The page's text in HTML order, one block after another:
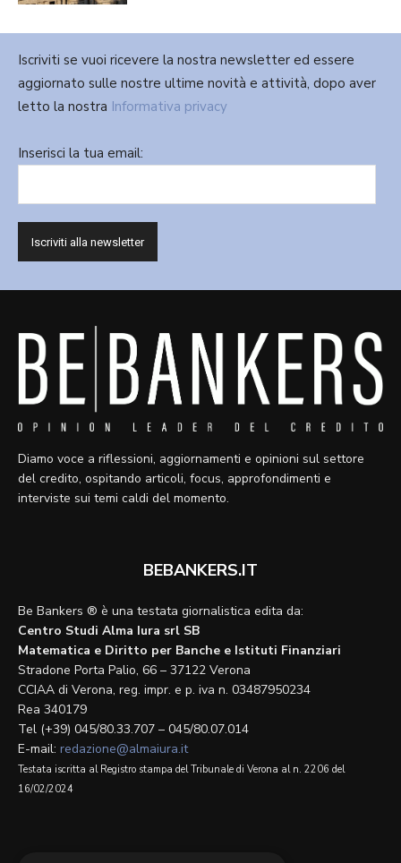
Iscriviti se vuoi ricevere la nostra newsletter ed essere
aggiornato sulle nostre ultime novità e attività, dopo aver
letto la nostra Informativa privacy
Inserisci la tua email:
Diamo voce a riflessioni, aggiornamenti e opinioni sul settore
del credito, ospitando articoli, focus, approfondimenti e
interviste sui temi caldi del momento.
BEBANKERS.IT
Be Bankers ® è una testata giornalistica edita da:
Centro Studi Alma Iura srl SB
Matematica e Diritto per Banche e Istituti Finanziari
Stradone Porta Palio, 66 – 37122 Verona
CCIAA di Verona, reg. impr. e p. iva n. 03487950234
Rea 340179
Tel (+39) 045/80.33.707 – 045/80.07.014
E-mail: redazione@almaiura.it
Testata iscritta al Registro stampa del Tribunale di Verona al n. 2206 del
16/02/2024